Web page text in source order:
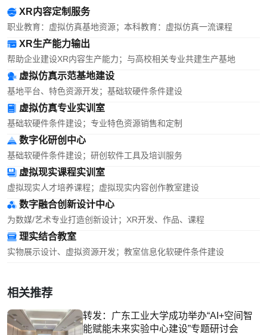
XR内容定制服务
职业教育：虚拟仿真基地资源；本科教育：虚拟仿真一流课程
XR生产能力输出
帮助企业建设XR内容生产能力；与高校相关专业共建生产基地
虚拟仿真示范基地建设
基地平台、特色资源开发；基础软硬件条件建设
虚拟仿真专业实训室
基础软硬件条件建设；专业特色资源销售和定制
数字化研创中心
基础软硬件条件建设；研创软件工具及培训服务
虚拟现实课程实训室
虚拟现实人才培养课程；虚拟现实内容创作教室建设
数字融合创新设计中心
为数媒/艺术专业打造创新设计；XR开发、作品、课程
理实结合教室
实物展示设计、虚拟资源开发；教室信息化软硬件条件建设
相关推荐
转发：广东工业大学成功举办“AI+空间智
能赋能未来实验中心建设”专题研讨会